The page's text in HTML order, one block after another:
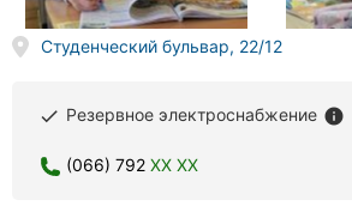
Студенческий бульвар, 22/12
done Резервное электроснабжение info
(066) 792 XX XX